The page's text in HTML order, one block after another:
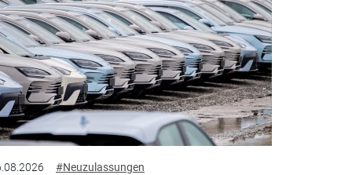
#Neuzulassungen